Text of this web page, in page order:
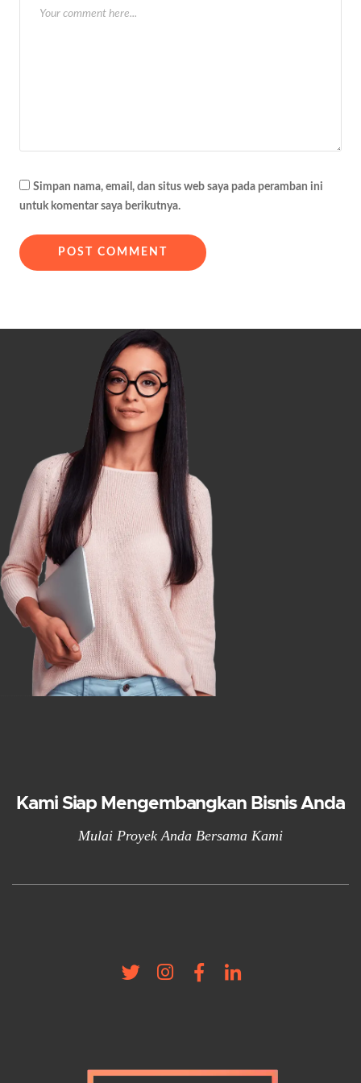
Simpan nama, email, dan situs web saya pada peramban ini
untuk komentar saya berikutnya.
Kami Siap Mengembangkan Bisnis Anda
Mulai Proyek Anda Bersama Kami